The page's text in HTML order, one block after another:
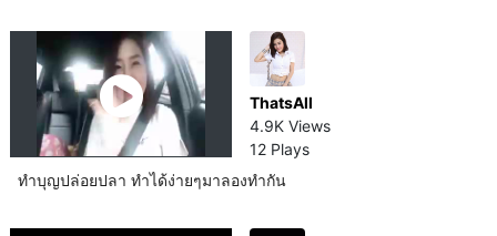
ThatsAll
4.9K Views
12 Plays
ทำบุญปล่อยปลา ทำได้ง่ายๆมาลองทำกัน